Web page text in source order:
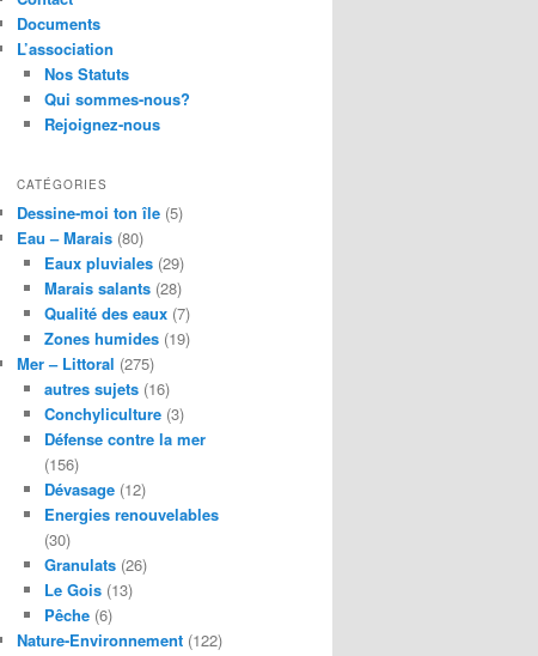
Documents
L’association
Nos Statuts
Qui sommes-nous?
Rejoignez-nous
CATÉGORIES
Dessine-moi ton île (5)
Eau – Marais (80)
Eaux pluviales(29)
Marais salants(28)
Qualité des eaux(7)
Zones humides(19)
Mer – Littoral (275)
autres sujets(16)
Conchyliculture(3)
Défense contre la mer
(156)
Dévasage(12)
Energies renouvelables
(30)
Granulats(26)
Le Gois(13)
Pêche(6)
Nature-Environnement (122)